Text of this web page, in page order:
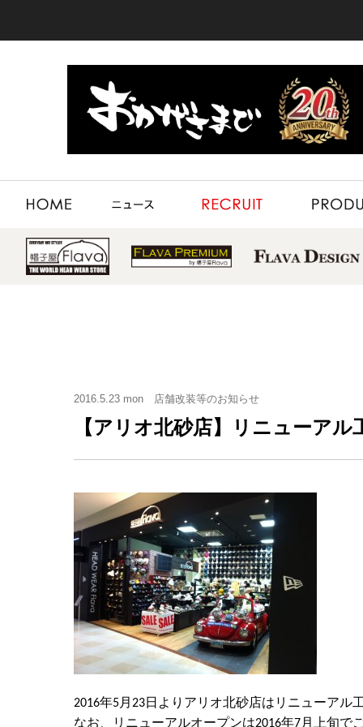
2016.5.23 mon 店舗改装等のお知らせ
【アリオ北砂店】リニューアル
2016年5月23日よりアリオ北砂店はリニューアル
なお、リニューアルオープンは2016年7月上旬で